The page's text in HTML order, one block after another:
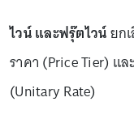
ไวน์ และฟรุ๊ตไวน์ยก
ราคา (Price Tier) แ
(Unitary Rate)